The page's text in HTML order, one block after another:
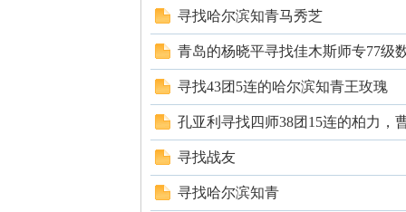
寻找哈尔滨知青马秀芝
青岛的杨晓平寻找佳木斯师专77级
寻找43团5连的哈尔滨知青王玫瑰
孔亚利寻找四师38团15连的柏力，
寻找战友
寻找哈尔滨知青